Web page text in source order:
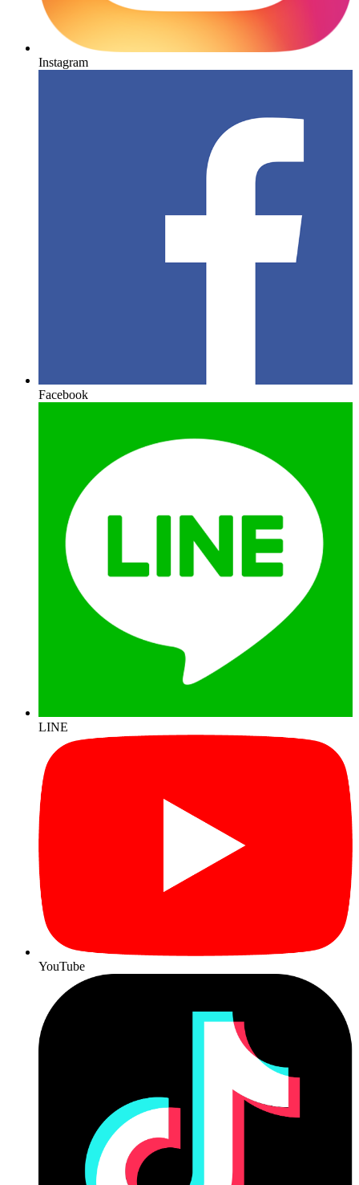
Instagram
Facebook
LINE
YouTube